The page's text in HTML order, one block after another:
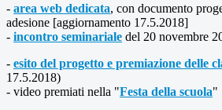
- area web dedicata, con documento
adesione [aggiornamento 17.5.2018]
- incontro seminariale del 20 novembre
- esito del progetto e premiazione delle
17.5.2018)
- video premiati nella "Festa della scuola"